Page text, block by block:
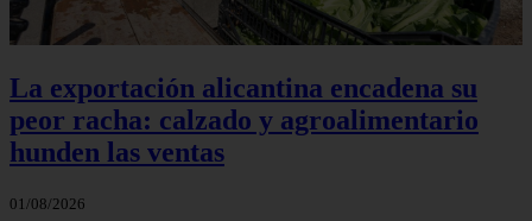
La exportación alicantina encadena su
peor racha: calzado y agroalimentario
hunden las ventas
01/08/2026